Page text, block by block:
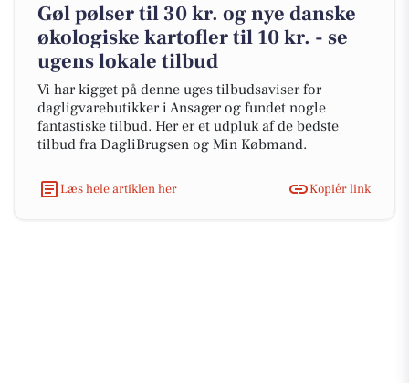
Gøl pølser til 30 kr. og nye danske
økologiske kartofler til 10 kr. - se
ugens lokale tilbud
Vi har kigget på denne uges tilbudsaviser for
dagligvarebutikker i Ansager og fundet nogle
fantastiske tilbud. Her er et udpluk af de bedste
tilbud fra DagliBrugsen og Min Købmand.
Læs hele artiklen her Kopiér link